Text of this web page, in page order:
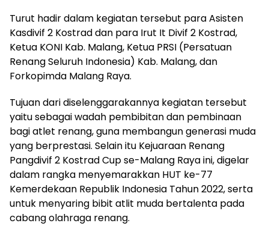
Turut hadir dalam kegiatan tersebut para Asisten
Kasdivif 2 Kostrad dan para Irut It Divif 2 Kostrad,
Ketua KONI Kab. Malang, Ketua PRSI (Persatuan
Renang Seluruh Indonesia) Kab. Malang, dan
Forkopimda Malang Raya.
Tujuan dari diselenggarakannya kegiatan tersebut
yaitu sebagai wadah pembibitan dan pembinaan
bagi atlet renang, guna membangun generasi muda
yang berprestasi. Selain itu Kejuaraan Renang
Pangdivif 2 Kostrad Cup se-Malang Raya ini, digelar
dalam rangka menyemarakkan HUT ke-77
Kemerdekaan Republik Indonesia Tahun 2022, serta
untuk menyaring bibit atlit muda bertalenta pada
cabang olahraga renang.